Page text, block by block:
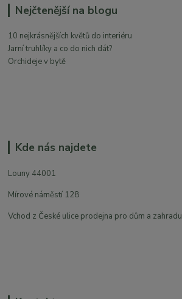
Nejčtenější na blogu
10 nejkrásnějších květů do interiéru
Jarní truhlíky a co do nich dát?
Orchideje v bytě
Kde nás najdete
Louny 44001
Mírové náměstí 128
Vchod z České ulice prodejna pro dům a zahradu